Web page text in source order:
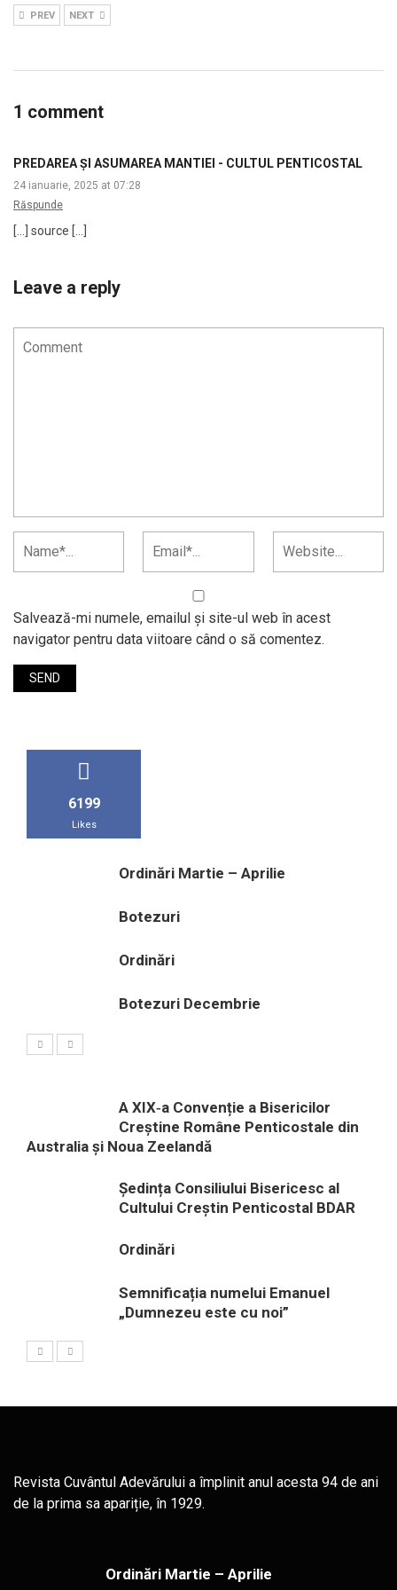
PREV NEXT
1 comment
PREDAREA ȘI ASUMAREA MANTIEI - CULTUL PENTICOSTAL
24 ianuarie, 2025 at 07:28
Răspunde
[…] source […]
Leave a reply
Salvează-mi numele, emailul și site-ul web în acest
navigator pentru data viitoare când o să comentez.
6199
Likes
Ordinări Martie – Aprilie
Botezuri
Ordinări
Botezuri Decembrie
A XIX‑a Convenție a Bisericilor
Creștine Române Penticostale din
Australia și Noua Zeelandă
Ședința Consiliului Bisericesc al
Cultului Creștin Penticostal BDAR
Ordinări
Semnificația numelui Emanuel
„Dumnezeu este cu noi”
Revista Cuvântul Adevărului a împlinit anul acesta 94 de ani
de la prima sa apariție, în 1929.
Ordinări Martie – Aprilie